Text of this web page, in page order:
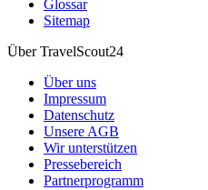
Glossar
Sitemap
Über TravelScout24
Über uns
Impressum
Datenschutz
Unsere AGB
Wir unterstützen
Pressebereich
Partnerprogramm